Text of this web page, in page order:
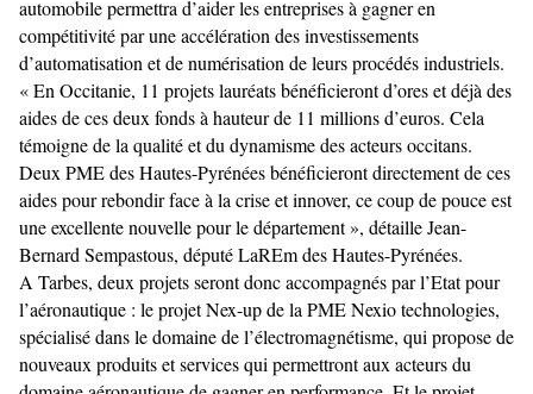
automobile permettra d’aider les entreprises à gagner en
compétitivité par une accélération des investissements
d’automatisation et de numérisation de leurs procédés industriels.
« En Occitanie, 11 projets lauréats bénéficieront d’ores et déjà des
aides de ces deux fonds à hauteur de 11 millions d’euros. Cela
témoigne de la qualité et du dynamisme des acteurs occitans.
Deux PME des Hautes-Pyrénées bénéficieront directement de ces
aides pour rebondir face à la crise et innover, ce coup de pouce est
une excellente nouvelle pour le département », détaille Jean-
Bernard Sempastous, député LaREm des Hautes-Pyrénées.
A Tarbes, deux projets seront donc accompagnés par l’Etat pour
l’aéronautique : le projet Nex-up de la PME Nexio technologies,
spécialisé dans le domaine de l’électromagnétisme, qui propose de
nouveaux produits et services qui permettront aux acteurs du